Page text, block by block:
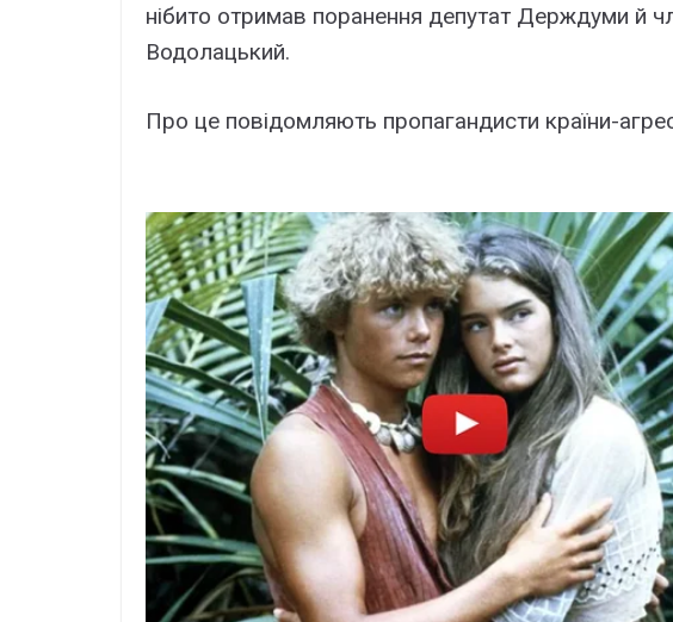
нібито отримав поранення депутат Держдуми й
Водолацький.
Про це повідомляють пропагандисти країни-